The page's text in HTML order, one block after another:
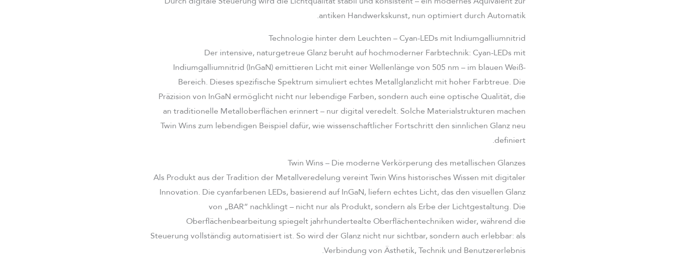
antiken Handwerkskunst, nun optimiert durch Automatik.
Technologie hinter dem Leuchten – Cyan-LEDs mit Indiumgalliumnitrid
Der intensive, naturgetreue Glanz beruht auf hochmoderner Farbtechnik: Cyan-LEDs mit
Indiumgalliumnitrid (InGaN) emittieren Licht mit einer Wellenlänge von 505 nm – im blauen Weiß-
Bereich. Dieses spezifische Spektrum simuliert echtes Metallglanzlicht mit hoher Farbtreue. Die
Präzision von InGaN ermöglicht nicht nur lebendige Farben, sondern auch eine optische Qualität, die
an traditionelle Metalloberflächen erinnert – nur digital veredelt. Solche Materialstrukturen machen
Twin Wins zum lebendigen Beispiel dafür, wie wissenschaftlicher Fortschritt den sinnlichen Glanz neu
definiert.
Twin Wins – Die moderne Verkörperung des metallischen Glanzes
Als Produkt aus der Tradition der Metallveredelung vereint Twin Wins historisches Wissen mit digitaler
Innovation. Die cyanfarbenen LEDs, basierend auf InGaN, liefern echtes Licht, das den visuellen Glanz
von „BAR“ nachklingt – nicht nur als Produkt, sondern als Erbe der Lichtgestaltung. Die
Oberflächenbearbeitung spiegelt jahrhundertealte Oberflächentechniken wider, während die
Steuerung vollständig automatisiert ist. So wird der Glanz nicht nur sichtbar, sondern auch erlebbar: als
Verbindung von Ästhetik, Technik und Benutzererlebnis.